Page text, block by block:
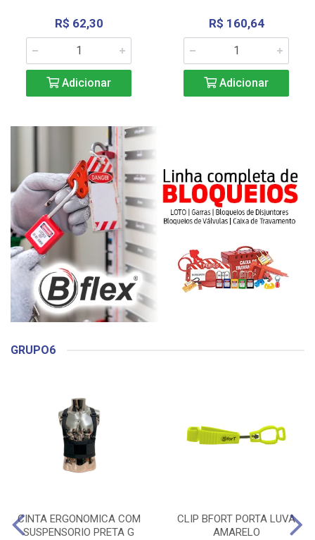
R$ 62,30
Adicionar
R$ 160,64
Adicionar
GRUPO6
CINTA ERGONOMICA COM
SUSPENSORIO PRETA G
CLIP BFORT PORTA LUVA
AMARELO